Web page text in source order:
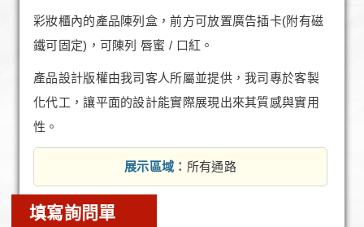
彩妝櫃內的產品陳列盒，前方可放置廣告插卡(附有磁
鐵可固定)，可陳列 唇蜜 / 口紅。
產品設計版權由我司客人所屬並提供，我司專於客製
化代工，讓平面的設計能實際展現出來其質感與實用
性。
展示區域： 所有通路
填寫詢問單